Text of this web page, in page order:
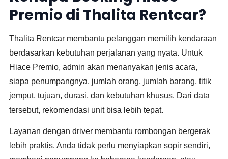
Premio di Thalita Rentcar?
Thalita Rentcar membantu pelanggan memilih kendaraan
berdasarkan kebutuhan perjalanan yang nyata. Untuk
Hiace Premio, admin akan menanyakan jenis acara,
siapa penumpangnya, jumlah orang, jumlah barang, titik
jemput, tujuan, durasi, dan kebutuhan khusus. Dari data
tersebut, rekomendasi unit bisa lebih tepat.
Layanan dengan driver membantu rombongan bergerak
lebih praktis. Anda tidak perlu menyiapkan sopir sendiri,